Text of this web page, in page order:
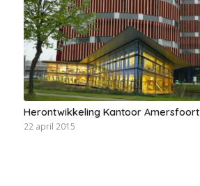
Herontwikkeling Kantoor Amersfoort
22 april 2015